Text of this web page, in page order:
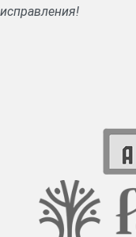
исправления!